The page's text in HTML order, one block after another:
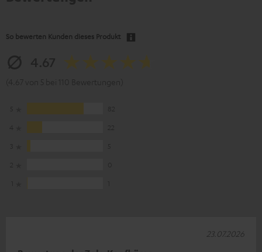
So bewerten Kunden dieses Produkt
23.07.2026